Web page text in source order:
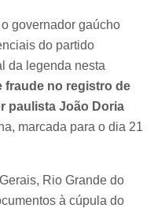
governador gaúcho
do partido
da legenda nesta
fraude no registro de
paulista João Doria
marcada para o dia 21
Rio Grande do
à cúpula do